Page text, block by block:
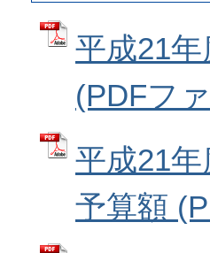
平成21
(PDFフ
平成21
予算額